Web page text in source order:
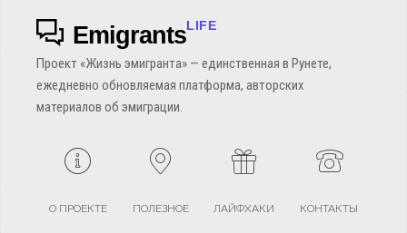
EmigrantsLIFE
Проект «Жизнь эмигранта» — единственная в Рунете,
ежедневно обновляемая платформа, авторских
материалов об эмиграции.
О ПРОЕКТЕ ПОЛЕЗНОЕ ЛАЙФХАКИ КОНТАКТЫ